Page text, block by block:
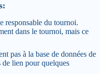
responsable du tournoi.
dans le tournoi, mais ce
pas à la base de données de
lien pour quelques